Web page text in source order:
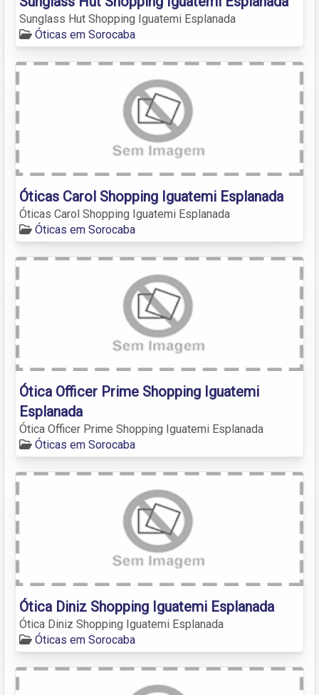
Sunglass Hut Shopping Iguatemi Esplanada
Óticas em Sorocaba
Óticas Carol Shopping Iguatemi Esplanada
Óticas Carol Shopping Iguatemi Esplanada
Óticas em Sorocaba
Ótica Officer Prime Shopping Iguatemi
Esplanada
Ótica Officer Prime Shopping Iguatemi Esplanada
Óticas em Sorocaba
Ótica Diniz Shopping Iguatemi Esplanada
Ótica Diniz Shopping Iguatemi Esplanada
Óticas em Sorocaba